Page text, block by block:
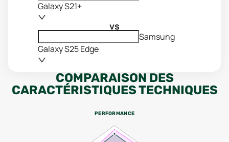
Galaxy S21+
vs
Samsung
Galaxy S25 Edge
COMPARAISON DES
CARACTÉRISTIQUES TECHNIQUES
PERFORMANCE